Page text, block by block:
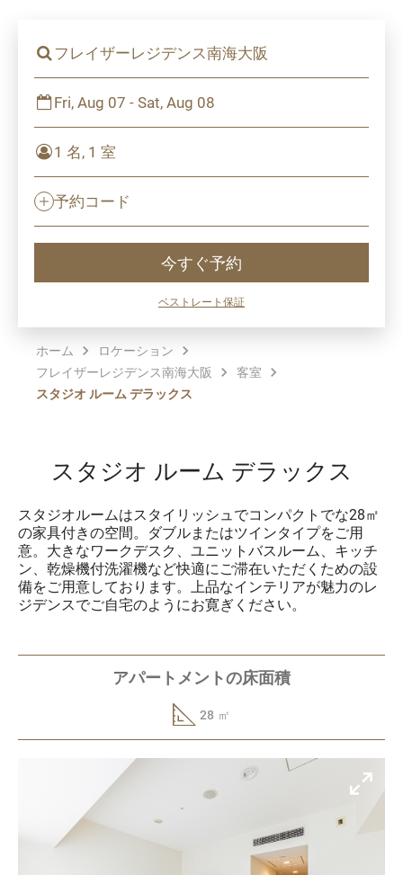
フレイザーレジデンス南海大阪
Fri, Aug 07 - Sat, Aug 08
1 名, 1 室
予約コード
今すぐ予約
ベストレート保証
ホーム
ロケーション
フレイザーレジデンス南海大阪
客室
スタジオ ルーム デラックス
スタジオ ルーム デラックス
スタジオルームはスタイリッシュでコンパクトでな28㎡
の家具付きの空間。ダブルまたはツインタイプをご用
意。大きなワークデスク、ユニットバスルーム、キッチ
ン、乾燥機付洗濯機など快適にご滞在いただくための設
備をご用意しております。上品なインテリアが魅力のレ
ジデンスでご自宅のようにお寛ぎください。
アパートメントの床面積
28 ㎡